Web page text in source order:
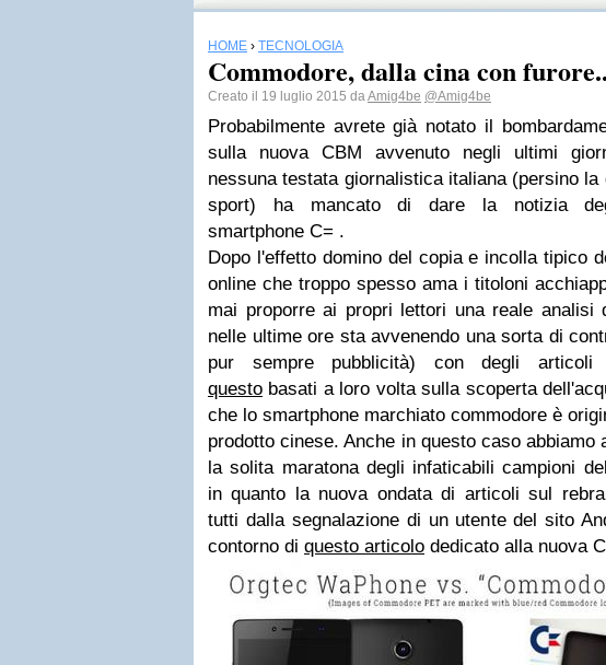
HOME › TECNOLOGIA
Commodore, dalla cina con
Creato il 19 luglio 2015 daAmig4be @Amig4be
Probabilmente avrete già notato il
sulla nuova CBM avvenuto negli ultimi
nessuna testata giornalistica italiana (persino la
sport) ha mancato di dare la notizia
smartphone C= .
Dopo l'effetto domino del copia e incolla tipico
online che troppo spesso ama i titoloni
mai proporre ai propri lettori una reale analisi
nelle ultime ore sta avvenendo una sorta di
pur sempre pubblicità) con degli articoli
questo basati a loro volta sulla scoperta
che lo smartphone marchiato commodore è
prodotto cinese. Anche in questo caso abbiamo
la solita maratona degli infaticabili campioni
in quanto la nuova ondata di articoli sul
tutti dalla segnalazione di un utente del sito
contorno di questo articolo dedicato alla nuova